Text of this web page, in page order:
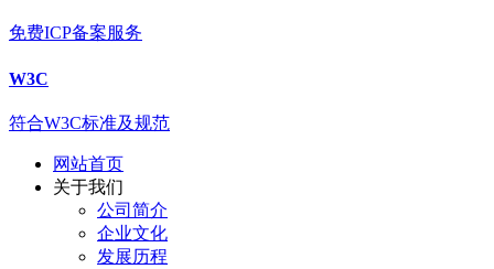
免费ICP备案服务
W3C
符合W3C标准及规范
网站首页
关于我们
公司简介
企业文化
发展历程